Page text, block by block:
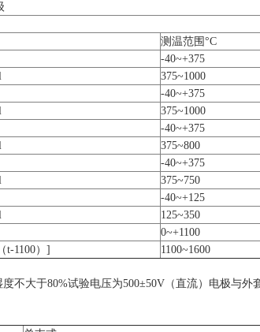
测温范围°C
-40~+375
375~1000
-40~+375
375~1000
-40~+375
375~800
-40~+375
375~750
-40~+125
125~350
0~+1100
t-1100）]
1100~1600
不大于80%试验电压为500±50V（直流）电极与外